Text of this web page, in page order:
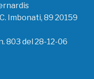
Imbonati, 89 20159
803 del 28-12-06